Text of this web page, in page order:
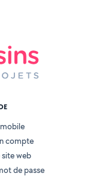
compte
site web
de passe